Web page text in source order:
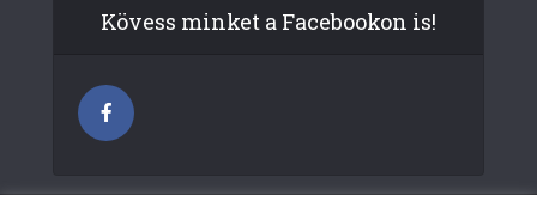
Kövess minket a Facebookon is!